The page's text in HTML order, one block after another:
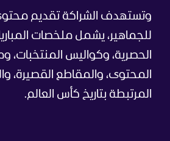
وتستهدف الشراكة تقديم محتوى
للجماهير، يشمل ملخصات
الحصرية، وكواليس المنتخبات،
المحتوى، والمقاطع القصيرة،
المرتبطة بتاريخ كأس العالم.